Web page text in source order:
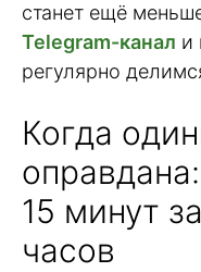
станет ещё
Telegram-канал и
регулярно
Когда
15 минут
часов